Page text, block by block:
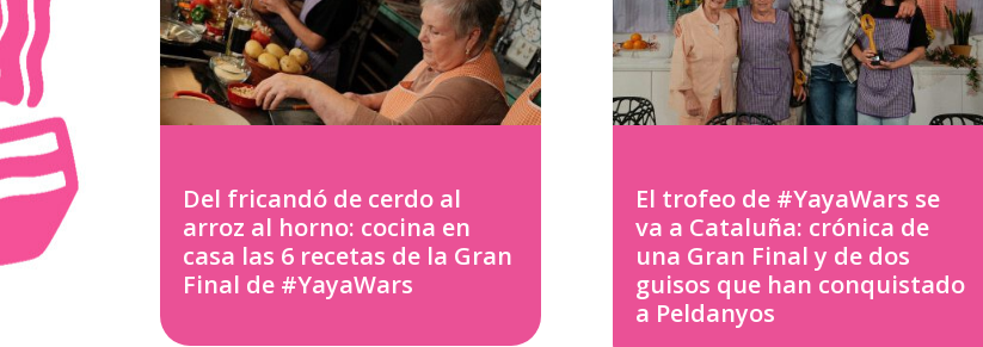
Del fricandó de cerdo al
arroz al horno: cocina en
casa las 6 recetas de la Gran
Final de #YayaWars
El trofeo de #YayaWars se
va a Cataluña: crónica de
una Gran Final y de dos
guisos que han conquistado
a Peldanyos